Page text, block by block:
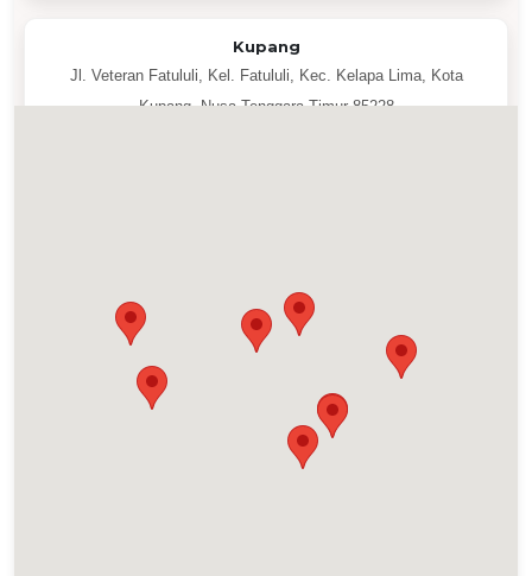
Kupang
Jl. Veteran Fatululi, Kel. Fatululi, Kec. Kelapa Lima, Kota
Kupang, Nusa Tenggara Timur 85228
Manggarai Barat, Nusa Tenggara Timur
Selengkapnya
Jl. San Juan, Sarotari, Kec. Larantuka, Kab. Flores Timur, Nusa
Tenggara Timur 86219